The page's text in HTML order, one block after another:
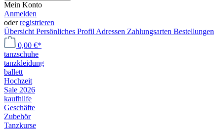
Mein Konto
Anmelden
oderregistrieren
Übersicht Persönliches Profil Adressen Zahlungsarten Bestellungen
0,00 €*
tanzschuhe
tanzkleidung
ballett
Hochzeit
Sale 2026
kaufhilfe
Geschäfte
Zubehör
Tanzkurse